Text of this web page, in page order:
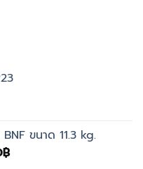
ขนาด 11.3 kg.
฿Current